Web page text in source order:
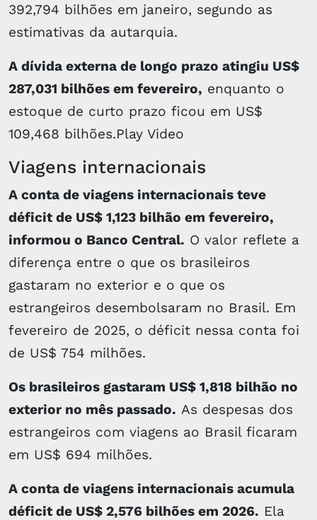
392,794 bilhões em janeiro, segundo as
estimativas da autarquia.
A dívida externa de longo prazo atingiu US$
287,031 bilhões em fevereiro, enquanto o
estoque de curto prazo ficou em US$
109,468 bilhões.Play Video
Viagens internacionais
A conta de viagens internacionais teve
déficit de US$ 1,123 bilhão em fevereiro,
informou o Banco Central. O valor reflete a
diferença entre o que os brasileiros
gastaram no exterior e o que os
estrangeiros desembolsaram no Brasil. Em
fevereiro de 2025, o déficit nessa conta foi
de US$ 754 milhões.
Os brasileiros gastaram US$ 1,818 bilhão no
exterior no mês passado. As despesas dos
estrangeiros com viagens ao Brasil ficaram
em US$ 694 milhões.
A conta de viagens internacionais acumula
déficit de US$ 2,576 bilhões em 2026. Ela